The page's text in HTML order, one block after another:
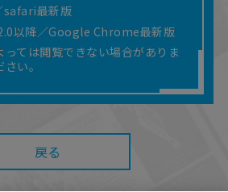
safari最新版
以降／Google Chrome最新版
っては閲覧できない場合がありま
い。
戻る
更などにより、取扱説明書の
変更される場合があります。
書の正確性確保に努めており
明書の完全性を保証するもので
境によっては、本サービスを
ない場合があります。
り利用者に何らかの損害が生じ
社は何らの責任を負いません。
を利用したことによって、利用